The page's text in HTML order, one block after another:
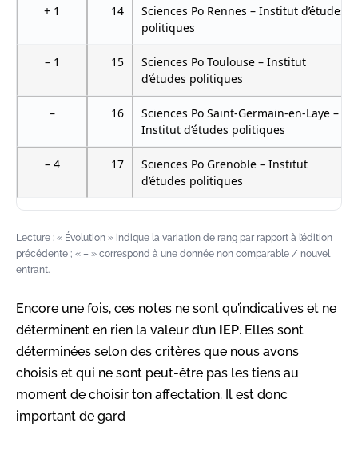
+ 1 14
Sciences Po Rennes – Institut d’études
politiques
– 1 15
Sciences Po Toulouse – Institut
d’études politiques
– 16
Sciences Po Saint-Germain-en-Laye –
Institut d’études politiques
– 4 17
Sciences Po Grenoble – Institut
d’études politiques
Lecture : « Évolution » indique la variation de rang par rapport à l’édition
précédente ; « – » correspond à une donnée non comparable / nouvel
entrant.
Encore une fois, ces notes ne sont qu’indicatives et ne
déterminent en rien la valeur d’un IEP. Elles sont
déterminées selon des critères que nous avons
choisis et qui ne sont peut-être pas les tiens au
moment de choisir ton affectation. Il est donc
important de gard